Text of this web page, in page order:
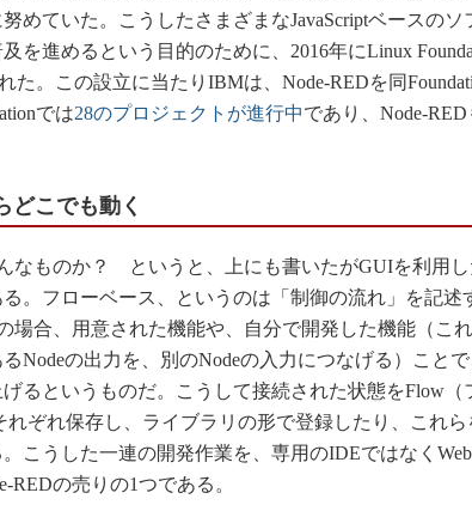
知財マネジメント
海外生産
グローバル設計・開発
制御セキュリティ
めていた。こうしたさまざまなJavaScriptベースのソ
を進めるという目的のために、2016年にLinux
た。この設立に当たりIBMは、Node-REDを同
では28のプロジェクトが進行中であり、Node-
どこでも動く
なものか？ というと、上にも書いたがGUIを利用し
。フローベース、というのは「制御の流れ」を記述
場合、用意された機能や、自分で開発した機能（こ
Nodeの出力を、別のNodeの入力につなげる）こと
るというものだ。こうして接続された状態をFlow（
れぞれ保存し、ライブラリの形で登録したり、これら
こうした一連の開発作業を、専用のIDEではなく
REDの売りの1つである。